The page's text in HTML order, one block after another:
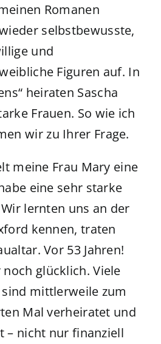
Romanen
selbstbewusste,
und
Figuren auf. In
heiraten Sascha
Frauen. So wie ich
wir zu Ihrer Frage.
meine Frau Mary eine
eine sehr starke
lernten uns an der
kennen, traten
Vor 53 Jahren!
glücklich. Viele
mittlerweile zum
Mal verheiratet und
– nicht nur finanziell